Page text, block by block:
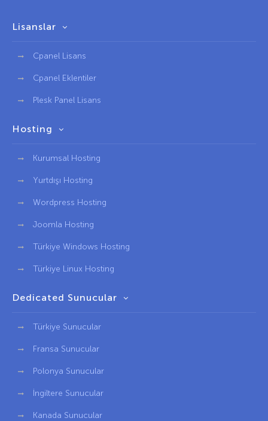
Lisanslar
Cpanel Lisans
Cpanel Eklentiler
Plesk Panel Lisans
Hosting
Kurumsal Hosting
Yurtdışı Hosting
Wordpress Hosting
Joomla Hosting
Türkiye Windows Hosting
Türkiye Linux Hosting
Dedicated Sunucular
Türkiye Sunucular
Fransa Sunucular
Polonya Sunucular
İngiltere Sunucular
Kanada Sunucular